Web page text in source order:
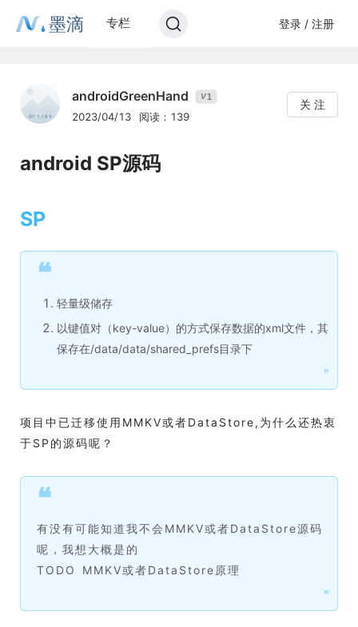
墨滴 专栏 登录 / 注册
androidGreenHand V1
2023/04/13 阅读：139
关 注
android SP源码
SP
❝
轻量级储存
以键值对（key-value）的方式保存数据的xml文件，其
保存在/data/data/shared_prefs目录下
❞
项目中已迁移使用MMKV或者DataStore,为什么还热衷
于SP的源码呢？
❝
有没有可能知道我不会MMKV或者DataStore源码
呢，我想大概是的
TODO MMKV或者DataStore原理
❞